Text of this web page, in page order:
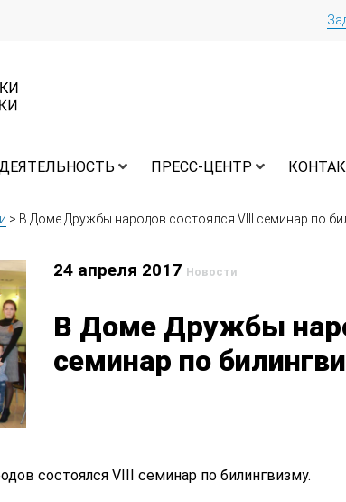
ПРЕСС-ЦЕНТР
> В Доме Дружбы народов состоялся VIII семинар по
24 апреля 2017 Новости
В Доме Дружбы
семинар по
состоялся VIII семинар по билингвизму.